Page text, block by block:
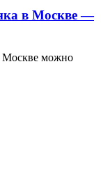
в Москве —
Москве можно